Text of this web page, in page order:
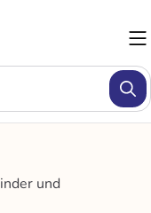
und